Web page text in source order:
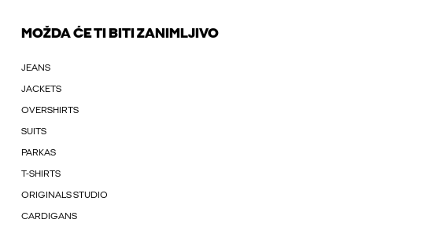
MOŽDA ĆE TI BITI ZANIMLJIVO
JEANS
JACKETS
OVERSHIRTS
SUITS
PARKAS
T-SHIRTS
ORIGINALS STUDIO
CARDIGANS